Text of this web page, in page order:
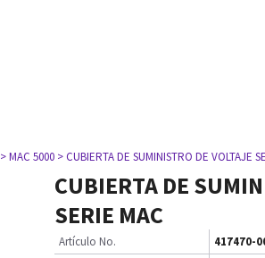
> MAC 5000 > CUBIERTA DE SUMINISTRO DE VOLTAJE
CUBIERTA DE
SERIE MAC
Artículo No.
417470-